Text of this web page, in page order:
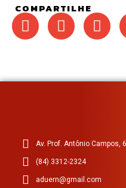
COMPARTILHE
Av. Prof. Antônio Campos,
(84) 3312-2324
aduern@gmail.com